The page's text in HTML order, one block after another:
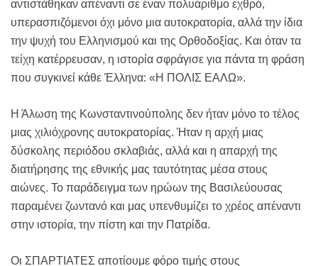
αντιστάθηκαν απέναντι σε έναν πολυάριθμο εχθρό,
υπερασπιζόμενοι όχι μόνο μια αυτοκρατορία, αλλά την ίδια
την ψυχή του Ελληνισμού και της Ορθοδοξίας. Και όταν τα
τείχη κατέρρευσαν, η ιστορία σφράγισε για πάντα τη φράση
που συγκινεί κάθε Έλληνα: «Η ΠΟΛΙΣ ΕΑΛΩ».
Η Άλωση της Κωνσταντινούπολης δεν ήταν μόνο το τέλος
μιας χιλιόχρονης αυτοκρατορίας. Ήταν η αρχή μιας
δύσκολης περιόδου σκλαβιάς, αλλά και η απαρχή της
διατήρησης της εθνικής μας ταυτότητας μέσα στους
αιώνες. Το παράδειγμα των ηρώων της Βασιλεύουσας
παραμένει ζωντανό και μας υπενθυμίζει το χρέος απέναντι
στην ιστορία, την πίστη και την Πατρίδα.
Οι ΣΠΑΡΤΙΑΤΕΣ αποτίουμε φόρο τιμής στους